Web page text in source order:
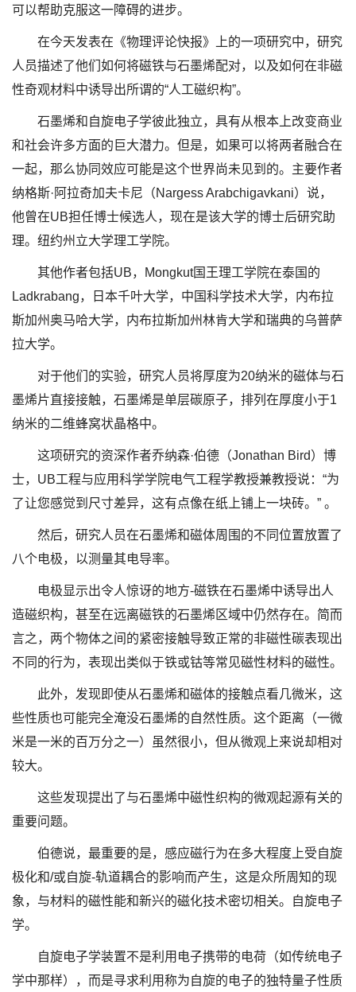
可以帮助克服这一障碍的进步。
在今天发表在《物理评论快报》上的一项研究中，研究
人员描述了他们如何将磁铁与石墨烯配对，以及如何在非磁
性奇观材料中诱导出所谓的“人工磁织构”。
石墨烯和自旋电子学彼此独立，具有从根本上改变商业
和社会许多方面的巨大潜力。但是，如果可以将两者融合在
一起，那么协同效应可能是这个世界尚未见到的。主要作者
纳格斯·阿拉奇加夫卡尼（Nargess Arabchigavkani）说，
他曾在UB担任博士候选人，现在是该大学的博士后研究助
理。纽约州立大学理工学院。
其他作者包括UB，Mongkut国王理工学院在泰国的
Ladkrabang，日本千叶大学，中国科学技术大学，内布拉
斯加州奥马哈大学，内布拉斯加州林肯大学和瑞典的乌普萨
拉大学。
对于他们的实验，研究人员将厚度为20纳米的磁体与石
墨烯片直接接触，石墨烯是单层碳原子，排列在厚度小于1
纳米的二维蜂窝状晶格中。
这项研究的资深作者乔纳森·伯德（Jonathan Bird）博
士，UB工程与应用科学学院电气工程学教授兼教授说：“为
了让您感觉到尺寸差异，这有点像在纸上铺上一块砖。” 。
然后，研究人员在石墨烯和磁体周围的不同位置放置了
八个电极，以测量其电导率。
电极显示出令人惊讶的地方-磁铁在石墨烯中诱导出人
造磁织构，甚至在远离磁铁的石墨烯区域中仍然存在。简而
言之，两个物体之间的紧密接触导致正常的非磁性碳表现出
不同的行为，表现出类似于铁或钴等常见磁性材料的磁性。
此外，发现即使从石墨烯和磁体的接触点看几微米，这
些性质也可能完全淹没石墨烯的自然性质。这个距离（一微
米是一米的百万分之一）虽然很小，但从微观上来说却相对
较大。
这些发现提出了与石墨烯中磁性织构的微观起源有关的
重要问题。
伯德说，最重要的是，感应磁行为在多大程度上受自旋
极化和/或自旋-轨道耦合的影响而产生，这是众所周知的现
象，与材料的磁性能和新兴的磁化技术密切相关。自旋电子
学。
自旋电子学装置不是利用电子携带的电荷（如传统电子
学中那样），而是寻求利用称为自旋的电子的独特量子性质